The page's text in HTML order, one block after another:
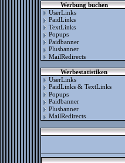
Werbung buchen
UserLinks
PaidLinks
TextLinks
Popups
Paidbanner
Plusbanner
MailRedirects
Werbestatistiken
UserLinks
PaidLinks & TextLinks
Popups
Paidbanner
Plusbanner
MailRedirects